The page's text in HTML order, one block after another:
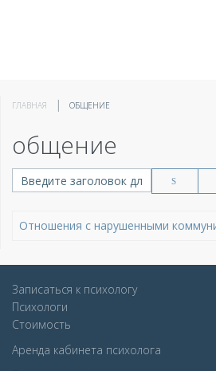
ГЛАВНАЯ ОБЩЕНИЕ
общение
Введите заголовок для поиска...
Отношения с нарушенными
Записаться к психологу
Психологи
Стоимость
Аренда кабинета психолога